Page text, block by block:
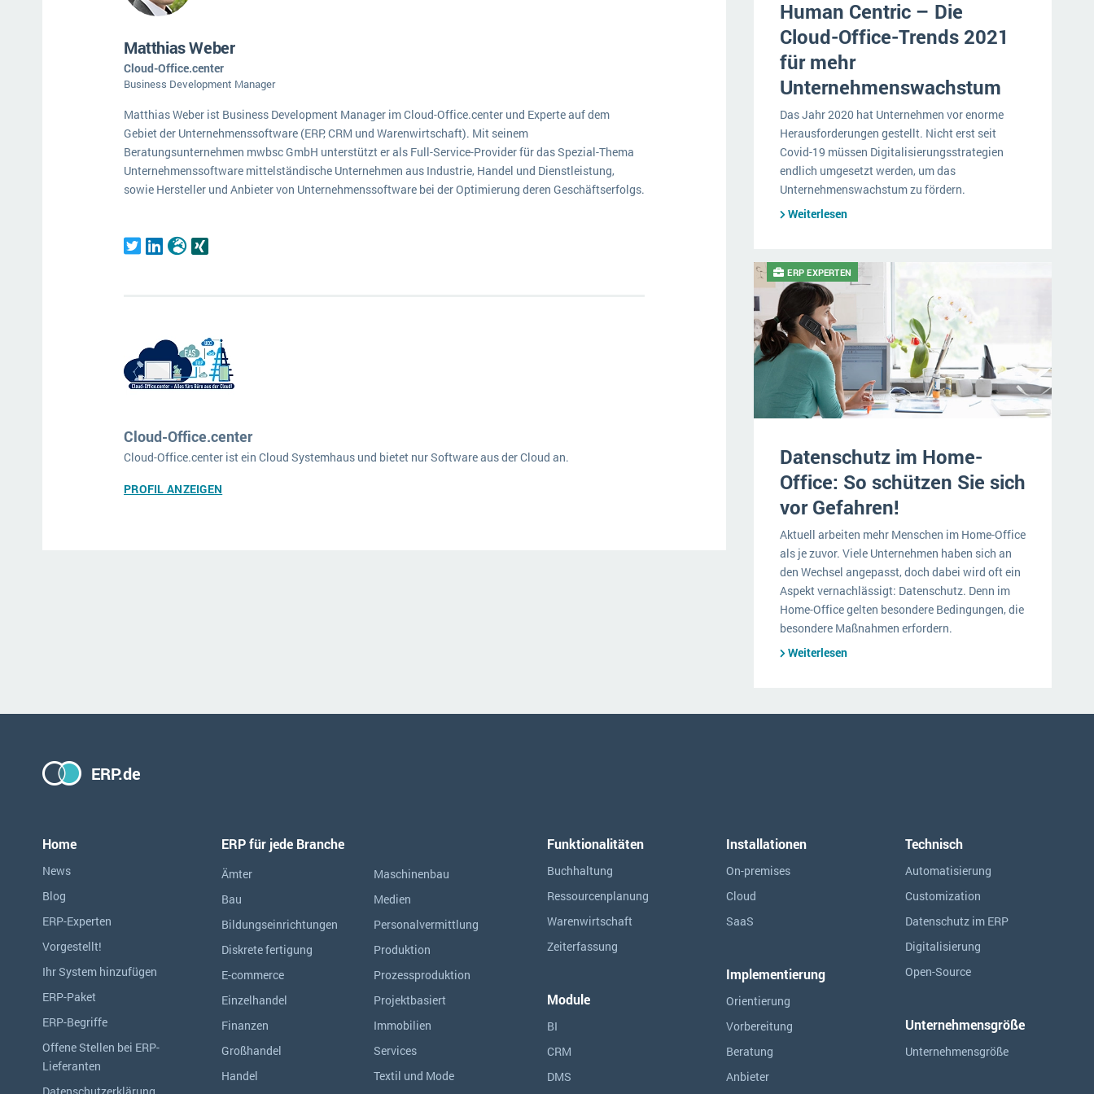
Service und Wartung
NGO
Immobilien
Services Textil und Mode
Vermietung Versorgung
ERP-Trends in der Produktion
NACHRICHTENARCHIV
Matthias Weber
Cloud-Office.center
Business Development Manager
Matthias Weber ist Business Development Manager im Cloud-Office.center und Experte auf dem
Gebiet der Unternehmenssoftware (ERP, CRM und Warenwirtschaft). Mit seinem
Beratungsunternehmen mwbsc GmbH unterstützt er als Full-Service-Provider für das Spezial-Thema
Unternehmenssoftware mittelständische Unternehmen aus Industrie, Handel und Dienstleistung,
sowie Hersteller und Anbieter von Unternehmenssoftware bei der Optimierung deren Geschäftserfolgs.
Cloud-Office.center
Cloud-Office.center ist ein Cloud Systemhaus und bietet nur Software aus der Cloud an.
PROFIL ANZEIGEN
Human Centric – Die
Cloud-Office-Trends 2021
für mehr
Unternehmenswachstum
Das Jahr 2020 hat Unternehmen vor enorme
Herausforderungen gestellt. Nicht erst seit
Covid-19 müssen Digitalisierungsstrategien
endlich umgesetzt werden, um das
Unternehmenswachstum zu fördern.
Weiterlesen
ERP EXPERTEN
Datenschutz im Home-
Office: So schützen Sie sich
vor Gefahren!
Aktuell arbeiten mehr Menschen im Home-Office
als je zuvor. Viele Unternehmen haben sich an
den Wechsel angepasst, doch dabei wird oft ein
Aspekt vernachlässigt: Datenschutz. Denn im
Home-Office gelten besondere Bedingungen, die
besondere Maßnahmen erfordern.
Weiterlesen
ERP.de
Home
News
Blog
ERP-Experten
Vorgestellt!
Ihr System hinzufügen
ERP-Paket
ERP-Begriffe
Offene Stellen bei ERP-
Lieferanten
ERP für jede Branche
Ämter
Bau
Bildungseinrichtungen
Diskrete fertigung
E-commerce
Einzelhandel
Finanzen
Großhandel
Handel
Maschinenbau
Medien
Personalvermittlung
Produktion
Prozessproduktion
Projektbasiert
Immobilien
Services
Textil und Mode
Funktionalitäten
Buchhaltung
Ressourcen­planung
Warenwirtschaft
Zeiterfassung
Module
BI
CRM
DMS
Installationen
On-premises
Cloud
SaaS
Implementierung
Orientierung
Vorbereitung
Beratung
Anbieter
Technisch
Automatisierung
Customization
Datenschutz im ERP
Digitalisierung
Open-Source
Unternehmensgröße
Unternehmensgröße